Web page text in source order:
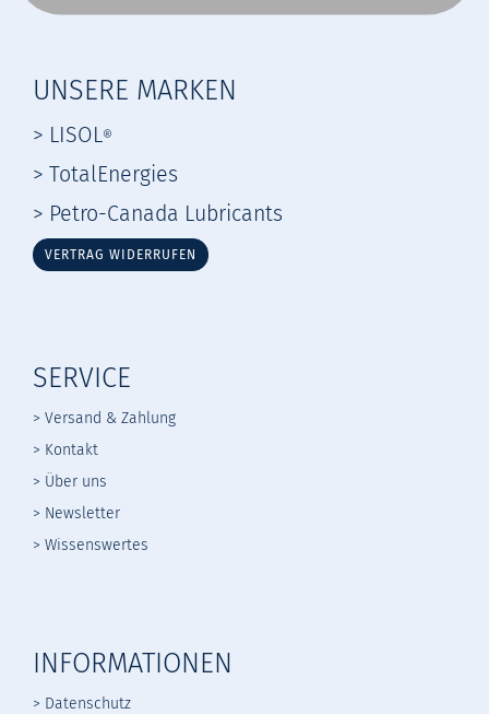
UNSERE MARKEN
> LISOL®
> TotalEnergies
> Petro-Canada Lubricants
VERTRAG WIDERRUFEN
SERVICE
> Versand & Zahlung
> Kontakt
> Über uns
> Newsletter
> Wissenswertes
INFORMATIONEN
> Datenschutz